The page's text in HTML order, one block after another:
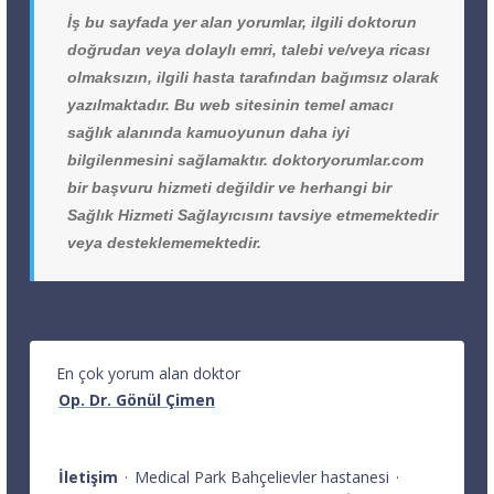
İş bu sayfada yer alan yorumlar, ilgili doktorun
doğrudan veya dolaylı emri, talebi ve/veya ricası
olmaksızın, ilgili hasta tarafından bağımsız olarak
yazılmaktadır. Bu web sitesinin temel amacı
sağlık alanında kamuoyunun daha iyi
bilgilenmesini sağlamaktır. doktoryorumlar.com
bir başvuru hizmeti değildir ve herhangi bir
Sağlık Hizmeti Sağlayıcısını tavsiye etmemektedir
veya desteklememektedir.
En çok yorum alan doktor
Op. Dr. Gönül Çimen
İletişim · Medical Park Bahçelievler hastanesi ·